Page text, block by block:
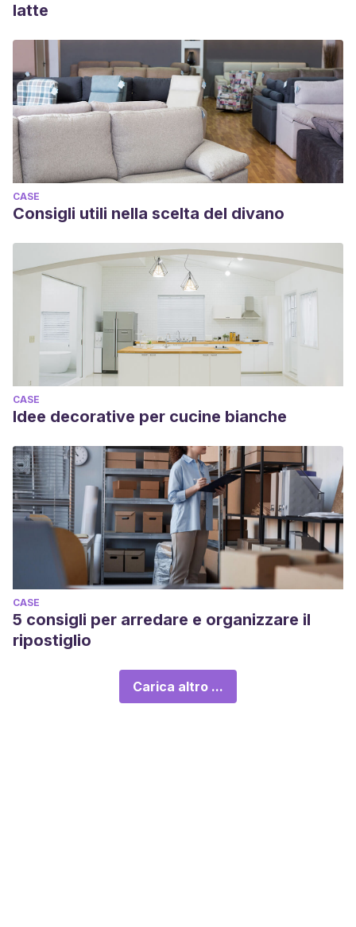
latte
CASE
Consigli utili nella scelta del divano
CASE
Idee decorative per cucine bianche
CASE
5 consigli per arredare e organizzare il
ripostiglio
Carica altro ...